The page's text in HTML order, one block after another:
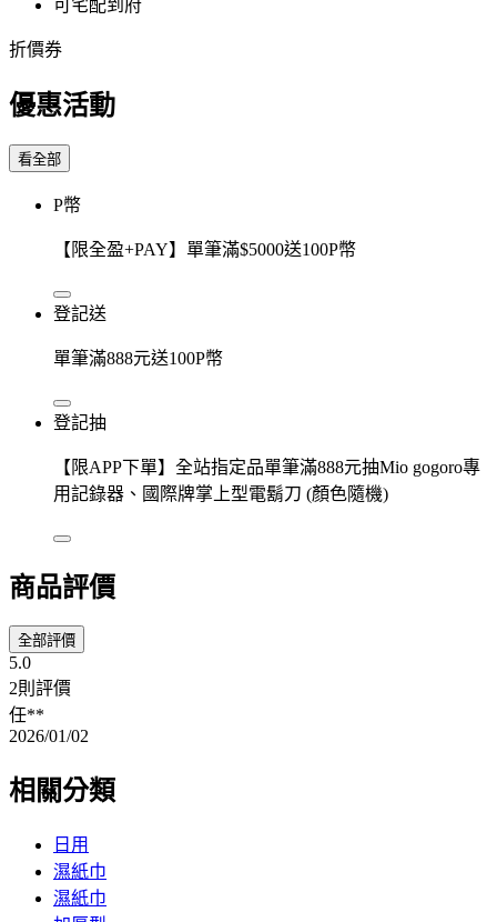
可宅配到府
折價券
優惠活動
看全部
P幣
【限全盈+PAY】單筆滿$5000送100P幣
登記送
單筆滿888元送100P幣
登記抽
【限APP下單】全站指定品單筆滿888元抽Mio gogoro專
用記錄器、國際牌掌上型電鬍刀 (顏色隨機)
商品評價
全部評價
5.0
2則評價
任**
2026/01/02
相關分類
日用
濕紙巾
濕紙巾